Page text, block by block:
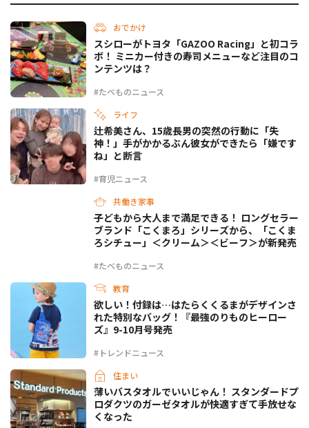
おでかけ
#たべものニュース
スシローがトヨタ「GAZOO Racing」と初コラ
ボ！ ミニカー付きの寿司メニューなど注目のコ
ンテンツは？
ライフ
#育児ニュース
辻希美さん、15歳長男の突然の行動に「失
神！」手がかかるぶん彼女ができたら「嫌です
ね」と断言
共働き家事
#たべものニュース
子どもから大人まで満足できる！ ロングセラー
ブランド「こくまろ」シリーズから、「こくま
ろシチュー」＜クリーム＞＜ビーフ＞が新発売
教育
#トレンドニュース
欲しい！付録は…はたらくくるまがデザインさ
れた特別なバッグ！『最強のりものヒーロー
ズ』9-10月号発売
住まい
薄いバスタオルでいいじゃん！ スタンダードプ
ロダクツのガーゼタオルが快適すぎて手放せな
くなった